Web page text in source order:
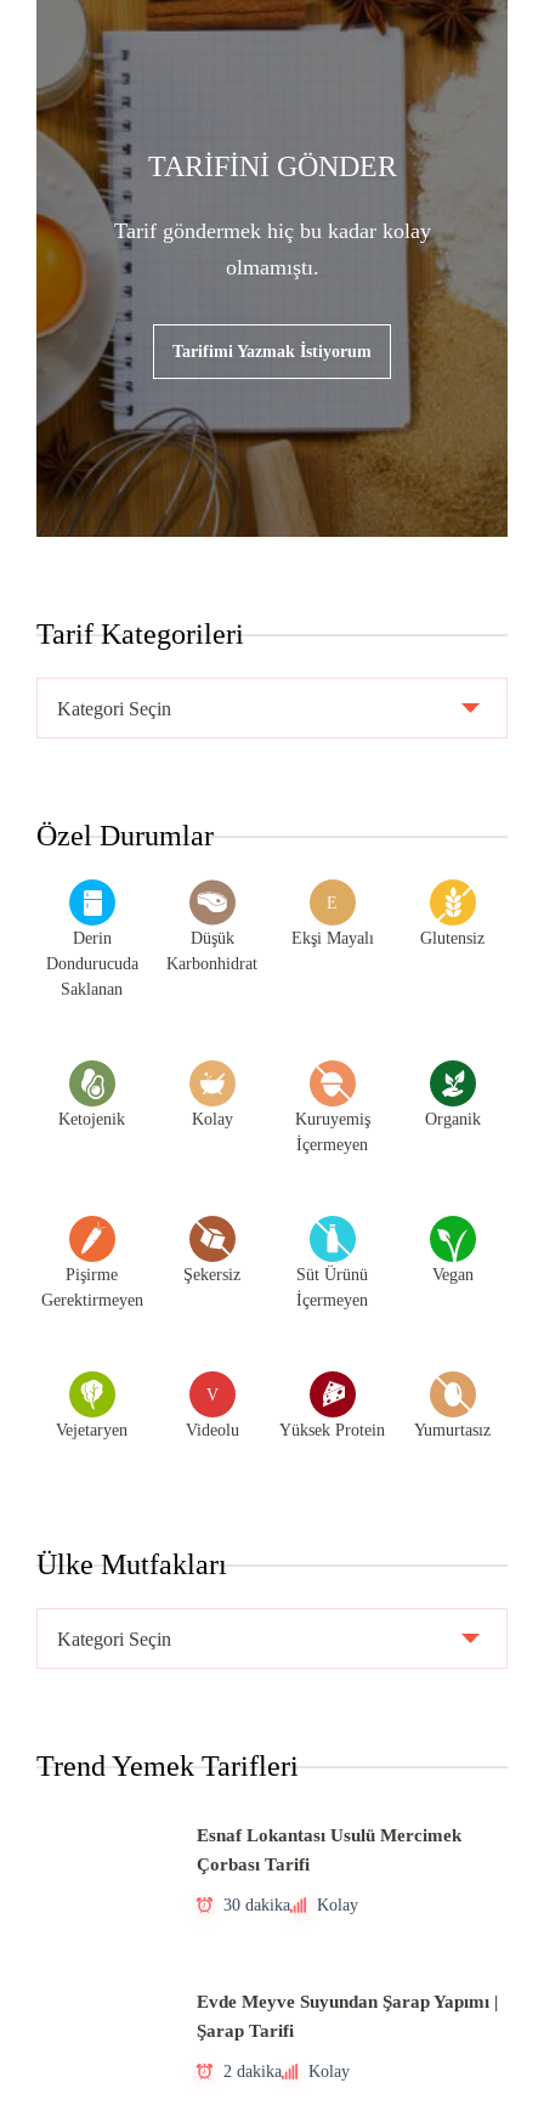
TARİFİNİ GÖNDER
Tarif göndermek hiç bu kadar kolay
olmamıştı.
Tarifimi Yazmak İstiyorum
Tarif Kategorileri
Kategorileri
Özel Durumlar
Derin
Dondurucuda
Saklanan
Düşük
Karbonhidrat
E
Ekşi Mayalı Glutensiz
Ketojenik Kolay
Kuruyemiş
İçermeyen
Organik
Pişirme
Gerektirmeyen
Şekersiz
Süt Ürünü
İçermeyen
Vegan
Vejetaryen
V
Videolu Yüksek Protein Yumurtasız
Ülke Mutfakları
Mutfakları
Trend Yemek Tarifleri
Esnaf Lokantası Usulü Mercimek
Çorbası Tarifi
30 dakika Kolay
Evde Meyve Suyundan Şarap Yapımı |
Şarap Tarifi
2 dakika Kolay